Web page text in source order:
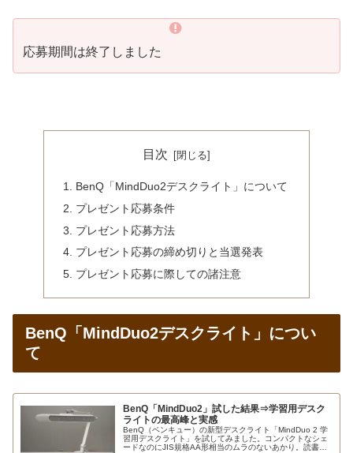
応募期間は終了しました
目次
BenQ「MindDuo2デスクライト」について
プレゼント応募条件
プレゼント応募方法
プレゼント応募の締め切りと当選発表
プレゼント応募に際しての諸注意
BenQ「MindDuo2デスクライト」につい
て
BenQ「MindDuo2」試した結果⇒学習用デスク
ライトの最高峰と実感
BenQ（ベンキュー）の新型デスクライト「MindDuo 2 学
習用デスクライト」を試してみました。コンパクトなシェ
ードなのにJIS規格AA形相当のムラのないあかり。読書モ